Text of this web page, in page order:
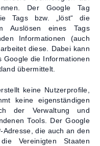
Der Google Tag
Tags bzw. „löst“ die
Auslösen eines Tags
Informationen (auch
diese. Dabei kann
Google die Informationen
übermittelt.
keine Nutzerprofile,
keine eigenständigen
der Verwaltung und
Tools. Der Google
die auch an den
Vereinigten Staaten